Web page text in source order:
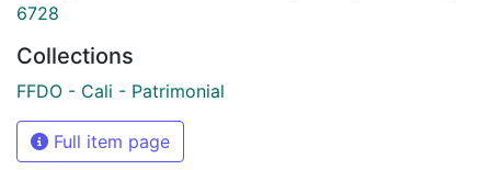
6728
Collections
FFDO - Cali - Patrimonial
Full item page